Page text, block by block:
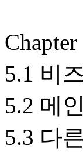
5.1 비
5.2 메
5.3 다